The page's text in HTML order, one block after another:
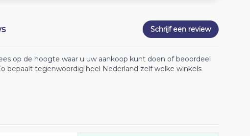
Schrijf een review
op de hoogte waar u uw aankoop kunt doen of beoordeel
bepaalt tegenwoordig heel Nederland zelf welke winkels